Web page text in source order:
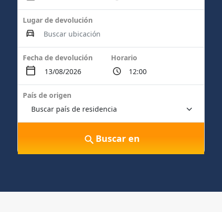
Lugar de devolución
Fecha de devolución Horario
País de origen
Buscar en